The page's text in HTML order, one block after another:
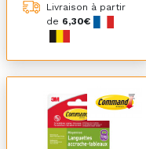
Livraison à partir
de 6,30€